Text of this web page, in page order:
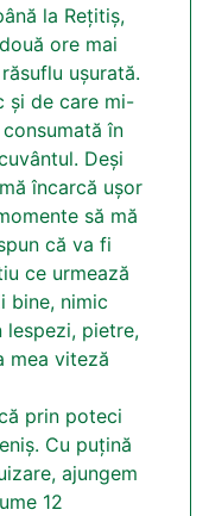
la Rețitiș,
ore mai
ușurată.
și de care mi-
în
Deși
încarcă ușor
să mă
că va fi
ce urmează
bine, nimic
lespezi, pietre,
mea viteză
prin poteci
Cu puțină
ajungem
12